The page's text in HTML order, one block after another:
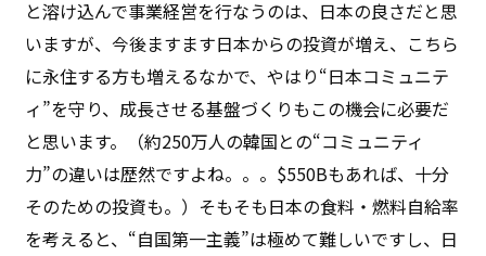
と溶け込んで事業経営を行なうのは、日本の良さだと思
いますが、今後ますます日本からの投資が増え、こちら
に永住する方も増えるなかで、やはり“日本コミュニテ
ィ”を守り、成長させる基盤づくりもこの機会に必要だ
と思います。（約250万人の韓国との“コミュニティ
力”の違いは歴然ですよね。。。$550Bもあれば、十分
そのための投資も。）そもそも日本の食料・燃料自給率
を考えると、“自国第一主義”は極めて難しいですし、日